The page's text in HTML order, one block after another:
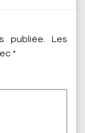
publiée.
Les
*